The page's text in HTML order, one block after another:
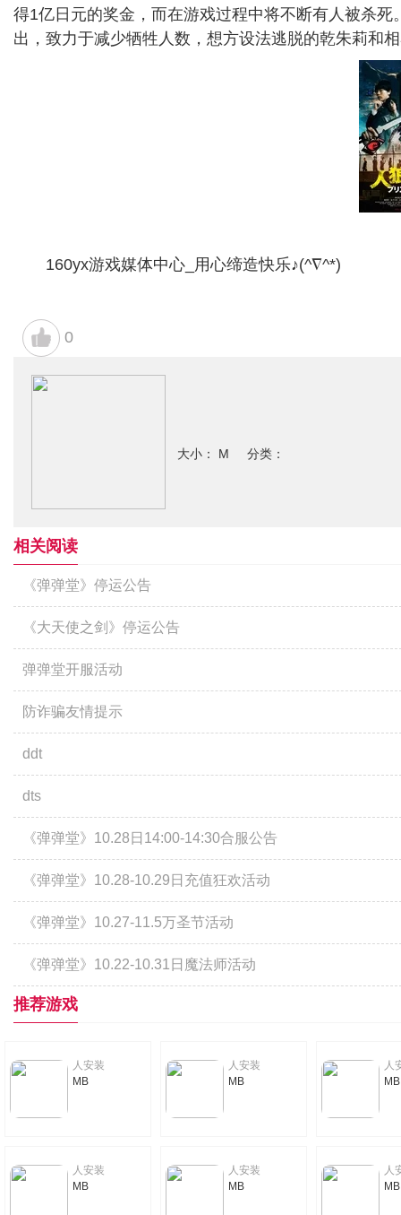
得1亿日元的奖金，而在游戏过程中将不断有人被杀
出，致力于减少牺牲人数，想方设法逃脱的乾朱莉和
160yx游戏媒体中心_用心缔造快乐♪(^∇^*)
0
大小： M 分类：
相关阅读
《弹弹堂》停运公告
《大天使之剑》停运公告
弹弹堂开服活动
防诈骗友情提示
ddt
dts
《弹弹堂》10.28日14:00-14:30合服公告
《弹弹堂》10.28-10.29日充值狂欢活动
《弹弹堂》10.27-11.5万圣节活动
《弹弹堂》10.22-10.31日魔法师活动
推荐游戏
人安装
MB
人安装
MB
人
MB
人安装
MB
人安装
MB
人
MB